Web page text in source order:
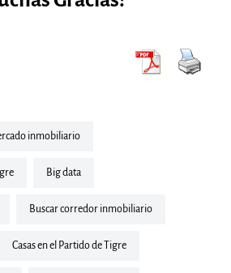
inmobiliario
Big data
Buscar corredor inmobiliario
Casas en el Partido de Tigre